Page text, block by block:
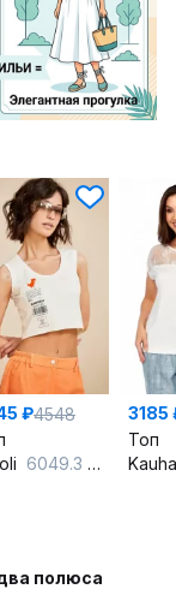
₽4548
6049.3 белый
3185
Топ
полюса